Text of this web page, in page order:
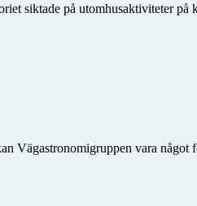
siktade på utomhusaktiviteter
Vägastronomigruppen vara